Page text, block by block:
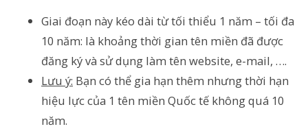
Giai đoạn này kéo dài từ tối thiểu 1 năm – tối đa
10 năm: là khoảng thời gian tên miền đã được
đăng ký và sử dụng làm tên website, e-mail, ….
Lưu ý: Bạn có thể gia hạn thêm nhưng thời hạn
hiệu lực của 1 tên miền Quốc tế không quá 10
năm.